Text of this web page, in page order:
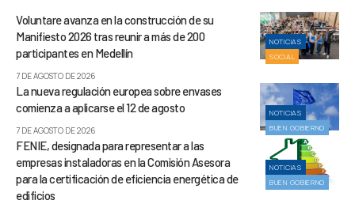
NOTICIAS
SOCIAL
Voluntare avanza en la construcción de su
Manifiesto 2026 tras reunir a más de 200
participantes en Medellín
7 DE AGOSTO DE 2026
NOTICIAS
BUEN GOBIERNO
La nueva regulación europea sobre envases
comienza a aplicarse el 12 de agosto
7 DE AGOSTO DE 2026
NOTICIAS
BUEN GOBIERNO
FENIE, designada para representar a las
empresas instaladoras en la Comisión Asesora
para la certificación de eficiencia energética de
edificios